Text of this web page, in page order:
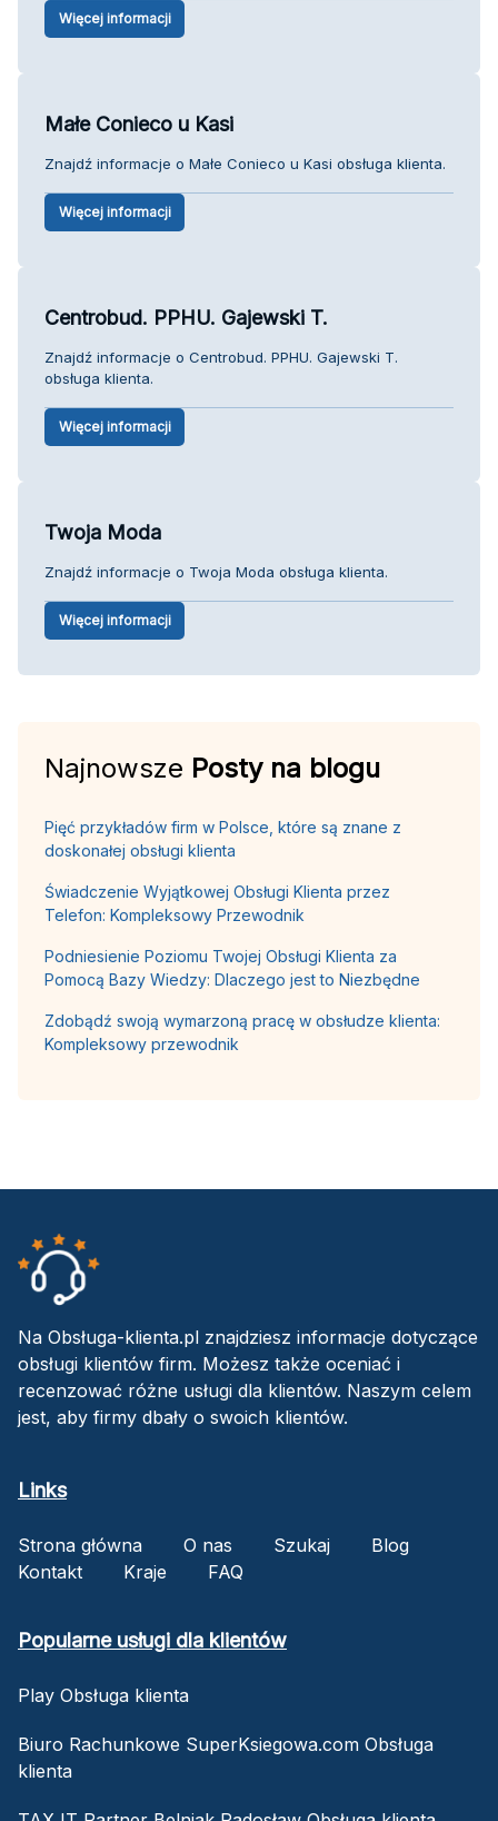
Więcej informacji
Małe Conieco u Kasi
Znajdź informacje o Małe Conieco u Kasi obsługa klienta.
Więcej informacji
Centrobud. PPHU. Gajewski T.
Znajdź informacje o Centrobud. PPHU. Gajewski T.
obsługa klienta.
Więcej informacji
Twoja Moda
Znajdź informacje o Twoja Moda obsługa klienta.
Więcej informacji
Najnowsze Posty na blogu
Pięć przykładów firm w Polsce, które są znane z
doskonałej obsługi klienta
Świadczenie Wyjątkowej Obsługi Klienta przez
Telefon: Kompleksowy Przewodnik
Podniesienie Poziomu Twojej Obsługi Klienta za
Pomocą Bazy Wiedzy: Dlaczego jest to Niezbędne
Zdobądź swoją wymarzoną pracę w obsłudze klienta:
Kompleksowy przewodnik
Na Obsługa-klienta.pl znajdziesz informacje dotyczące
obsługi klientów firm. Możesz także oceniać i
recenzować różne usługi dla klientów. Naszym celem
jest, aby firmy dbały o swoich klientów.
Links
Strona główna O nas Szukaj
Blog
Kontakt
Kraje FAQ
Popularne usługi dla klientów
Play Obsługa klienta
Biuro Rachunkowe SuperKsiegowa.com Obsługa
klienta